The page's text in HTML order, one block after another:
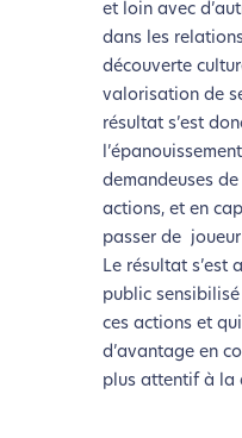
et loin avec
dans les
découverte
valorisation de
résultat s’est
demandeuses
actions, et en
passer de
Le résultat s’est
public
ces actions et
d’avantage en
plus attentif à la